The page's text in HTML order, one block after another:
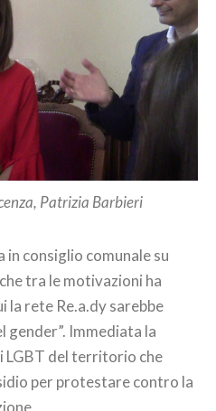
Patrizia Barbieri
consiglio comunale su
tra le motivazioni ha
la rete Re.a.dy sarebbe
Immediata la
LGBT del territorio che
per protestare contro la